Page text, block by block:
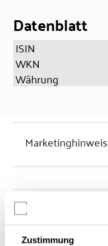
Zustimmung
Datenblatt
ISIN
WKN
Währung
Marketinghinweis
Chancen & Risiken